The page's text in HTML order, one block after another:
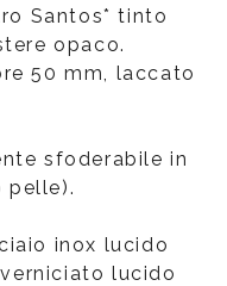
Santos* tinto
opaco.
50 mm, laccato
sfoderabile in
pelle).
inox lucido
lucido